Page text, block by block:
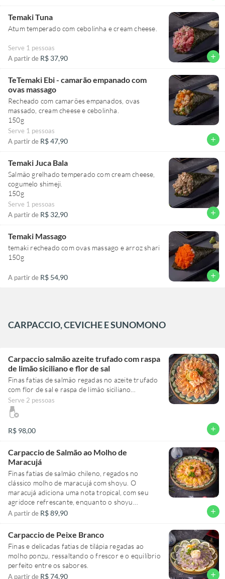
Temaki Tuna
Atum temperado com cebolinha e cream cheese.
Serve 1 pessoas
A partir de R$ 37,90 add
TeTemaki Ebi - camarão empanado com
ovas massago
Recheado com camarões empanados, ovas
massado, cream cheese e cebolinha.
150g
Serve 1 pessoas
A partir de R$ 47,90 add
Temaki Juca Bala
Salmão grelhado temperado com cream cheese,
cogumelo shimeji.
150g
Serve 1 pessoas
A partir de R$ 32,90 add
Temaki Massago
temaki recheado com ovas massago e arroz shari
150g
A partir de R$ 54,90 add
CARPACCIO, CEVICHE E SUNOMONO
Carpaccio salmão azeite trufado com raspa
de limão siciliano e flor de sal
Finas fatias de salmão regadas no azeite trufado
com flor de sal e raspa de limão siciliano
20 fatias
Serve 2 pessoas
R$ 98,00 add
Carpaccio de Salmão ao Molho de
Maracujá
Finas fatias de salmão chileno, regados no
clássico molho de maracujá com shoyu. O
maracujá adiciona uma nota tropical, com seu
agridoce refrescante, enquanto o shoyu
proporciona um toque de umami que equilibra
A partir de R$ 89,90 add
Carpaccio de Peixe Branco
Finas e delicadas fatias de tilápia regadas ao
molho ponzu, ressaltando o frescor e o equilíbrio
perfeito entre os sabores.
A partir de R$ 74,90 add